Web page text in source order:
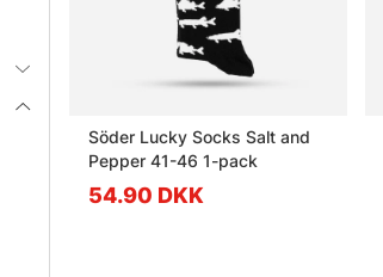
Söder Lucky Socks Salt and
Pepper 41-46 1-pack
54.90 DKK